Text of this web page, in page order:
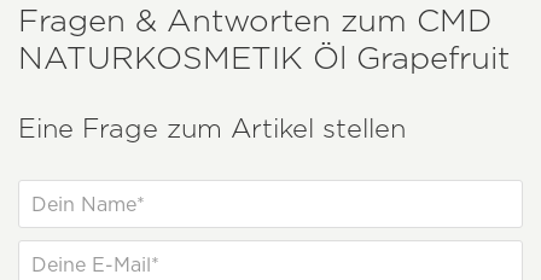
Fragen & Antworten zum CMD
NATURKOSMETIK Öl Grapefruit
Eine Frage zum Artikel stellen